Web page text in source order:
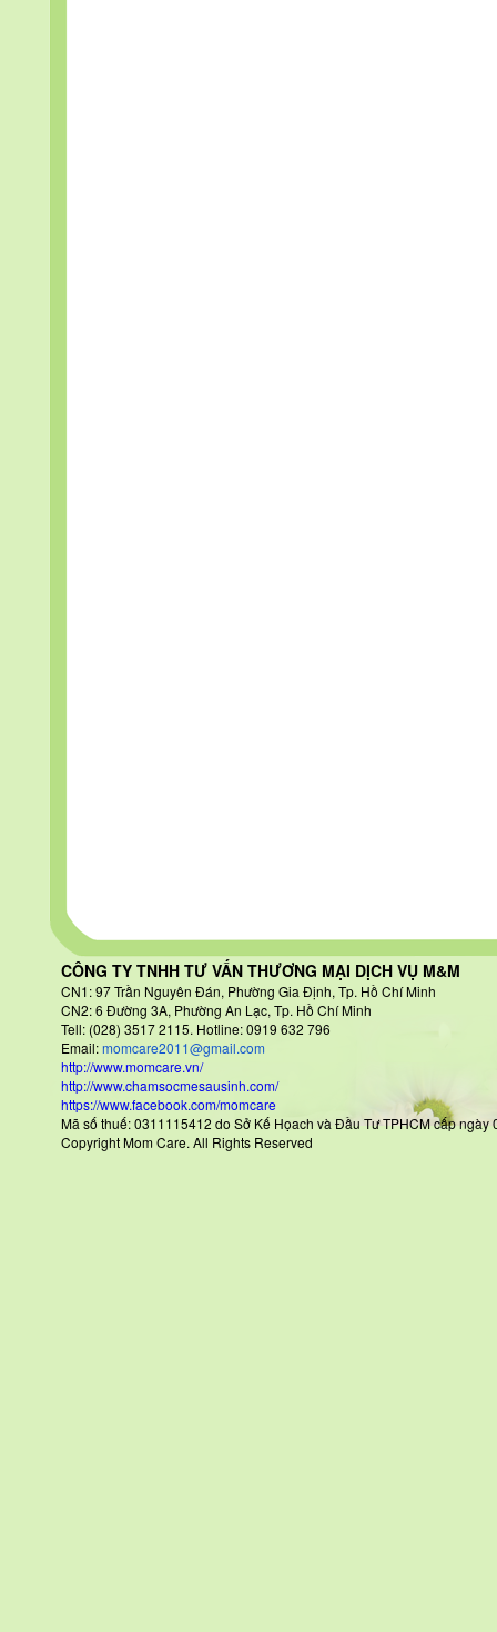
CÔNG TY TNHH TƯ VẤN THƯƠNG MẠI DỊCH VỤ M&M
CN1: 97 Trần Nguyên Đán, Phường Gia Định, Tp. Hồ Chí Minh
CN2: 6 Đường 3A, Phường An Lạc, Tp. Hồ Chí Minh
Tell: (028) 3517 2115. Hotline: 0919 632 796
Email:momcare2011@gmail.com
http://www.momcare.vn/
http://www.chamsocmesausinh.com/
https://www.facebook.com/momcare
Mã số thuế: 0311115412 do Sở Kế Họach và Đầu Tư TPHCM
Copyright Mom Care. All Rights Reserved